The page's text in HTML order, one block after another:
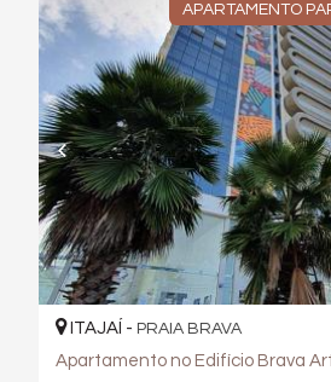
APARTAMENTO
ITAJAÍ - PRAIA BRAVA
Apartamento no Edifício Brava